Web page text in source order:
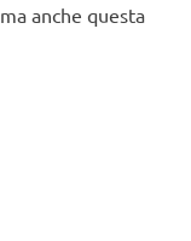
, ma anche questa